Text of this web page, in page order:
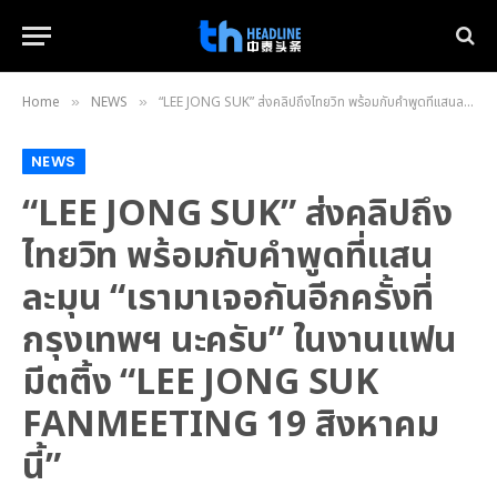
Home » NEWS » “LEE JONG SUK” ส่งคลิปถึงไทยวิท พร้อมกับคำพูดที่แสนละมุน “เรามาเจอกันอีกครั้งที่กรุงเทพฯ นะครับ” ในงานแฟนมีตติ้ง “LEE JONG SUK FANMEETING 19 สิงหาคมนี้”
NEWS
“LEE JONG SUK” ส่งคลิปถึง
ไทยวิท พร้อมกับคำพูดที่แสน
ละมุน “เรามาเจอกันอีกครั้งที่
กรุงเทพฯ นะครับ” ในงานแฟน
มีตติ้ง “LEE JONG SUK
FANMEETING 19 สิงหาคม
นี้”